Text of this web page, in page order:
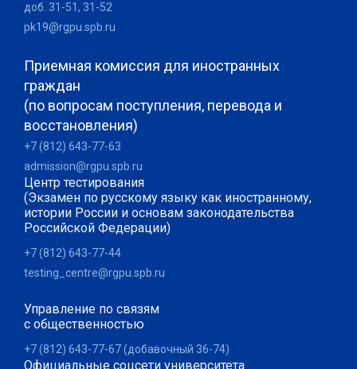
доб. 31-51, 31-52
pk19@rgpu.spb.ru
Приемная комиссия для иностранных
граждан
(по вопросам поступления, перевода и
восстановления)
+7 (812) 643-77-63
admission@rgpu.spb.ru
Центр тестирования
(Экзамен по русскому языку как иностранному,
истории России и основам законодательства
Российской Федерации)
+7 (812) 643-77-44
testing_centre@rgpu.spb.ru
Управление по связям
с общественностью
+7 (812) 643-77-67 (добавочный 36-74)
Официальные соцсети университета